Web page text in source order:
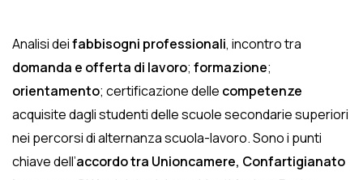
Analisi deifabbisogni professionali, incontro tra
domanda e offerta di lavoro; formazione;
orientamento; certificazione delle competenze
acquisite dagli studenti delle scuole secondarie superiori
nei percorsi di alternanza scuola-lavoro. Sono i punti
chiave dell’accordo tra Unioncamere, Confartigianato